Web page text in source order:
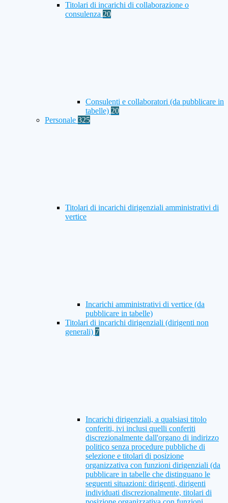
Titolari di incarichi di collaborazione o
consulenza 20
Consulenti e collaboratori (da pubblicare in
tabelle) 20
Personale 325
Titolari di incarichi dirigenziali amministrativi di
vertice
Incarichi amministrativi di vertice (da
pubblicare in tabelle)
Titolari di incarichi dirigenziali (dirigenti non
generali) 7
Incarichi dirigenziali, a qualsiasi titolo
conferiti, ivi inclusi quelli conferiti
discrezionalmente dall'organo di indirizzo
politico senza procedure pubbliche di
selezione e titolari di posizione
organizzativa con funzioni dirigenziali (da
pubblicare in tabelle che distinguano le
seguenti situazioni: dirigenti, dirigenti
individuati discrezionalmente, titolari di